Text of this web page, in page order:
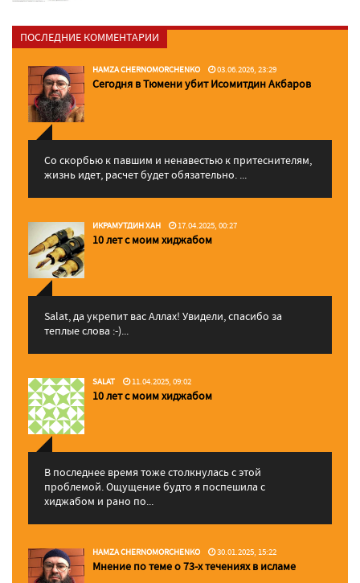
ПОСЛЕДНИЕ КОММЕНТАРИИ
HAMZA CHERNOMORCHENKO 03.06.2026, 23:29
Сегодня в Тюмени убит Исомитдин Акбаров
Со скорбью к павшим и ненавестью к притеснителям,
жизнь идет, расчет будет обязательно. ...
ИКРАМУТДИН ХАН 17.04.2025, 00:27
10 лет с моим хиджабом
Salat, да укрепит вас Аллаx! Увидели, спасибо за
теплые слова :-)...
SALAT 11.04.2025, 09:02
10 лет с моим хиджабом
В последнее время тоже столкнулась с этой
проблемой. Ощущение будто я поспешила с
хиджабом и рано по...
HAMZA CHERNOMORCHENKO 30.01.2025, 15:22
Мнение по теме о 73-х течениях в исламе